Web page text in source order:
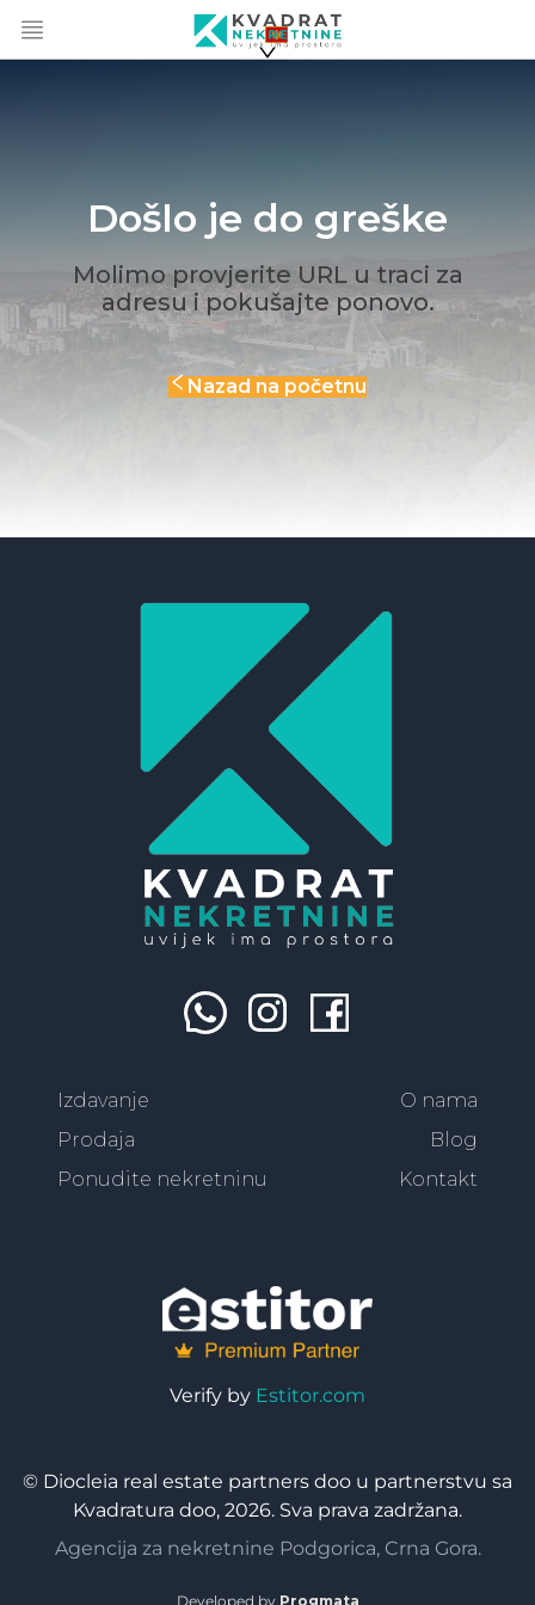
Došlo je do greške
Molimo provjerite URL u traci za
adresu i pokušajte ponovo.
Nazad na početnu
Izdavanje
Prodaja
Ponudite nekretninu
O nama
Blog
Kontakt
Verify by Estitor.com
© Diocleia real estate partners doo u partnerstvu sa
Kvadratura doo, 2026. Sva prava zadržana.
Agencija za nekretnine Podgorica, Crna Gora.
Developed by Progmata